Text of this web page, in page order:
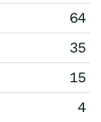
64
35
15
4